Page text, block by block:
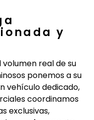
y
real de su
ponemos a su
vehículo dedicado,
coordinamos
exclusivas,